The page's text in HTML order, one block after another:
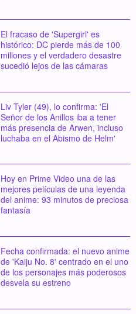
El fracaso de 'Supergirl' es
histórico: DC pierde más de 100
millones y el verdadero desastre
sucedió lejos de las cámaras
Liv Tyler (49), lo confirma: 'El
Señor de los Anillos iba a tener
más presencia de Arwen, incluso
luchaba en el Abismo de Helm'
Hoy en Prime Video una de las
mejores películas de una leyenda
del anime: 93 minutos de preciosa
fantasía
Fecha confirmada: el nuevo anime
de 'Kaiju No. 8' centrado en el uno
de los personajes más poderosos
desvela su estreno